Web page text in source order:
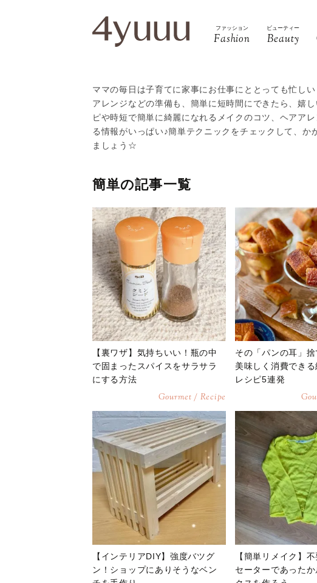
ファッション
Fashion
ビューティー
Beauty
ママの毎日は子育てに家事にお仕事にととっても忙し
アレンジなどの準備も、簡単に短時間にできたら、嬉
ピや時短で簡単に綺麗になれるメイクのコツ、ヘアア
る情報がいっぱい♪簡単テクニックをチェックして、
ましょう☆
簡単の記事一覧
【裏ワザ】気持ちいい！瓶の中
で固まったスパイスをサラサラ
にする方法
Gourmet / Recipe
その「パンの耳」捨
美味しく消費でき
レシピ5連発
【インテリアDIY】強度バツグ
ン！ショップにありそうなベン
【簡単リメイク】
セーターであったか